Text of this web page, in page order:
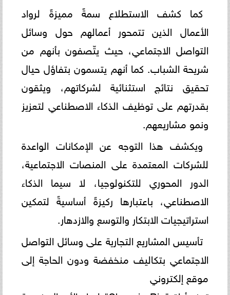
كما كشف الاستطلاع سمةً مميزةً لرواد
الأعمال الذين تتمحور أعمالهم حول وسائل
التواصل الاجتماعي، حيث يتّصفون بأنهم من
شريحة الشباب. كما أنهم يتسمون بتفاؤل حيال
تحقيق نتائج استثنائية لشركاتهم، ويثقون
بقدرتهم على توظيف الذكاء الاصطناعي لتعزيز
ونمو مشاريعهم.
ويكشف هذا التوجه عن الإمكانات الواعدة
للشركات المعتمدة على المنصات الاجتماعية،
الدور المحوري للتكنولوجيا، لا سيما الذكاء
الاصطناعي، باعتبارها ركيزةً أساسيةً لتمكين
استراتيجيات الابتكار والتوسع والازدهار.
تأسيس المشاريع التجارية على وسائل التواصل
الاجتماعي بتكاليف منخفضة ودون الحاجة إلى
موقع إلكتروني